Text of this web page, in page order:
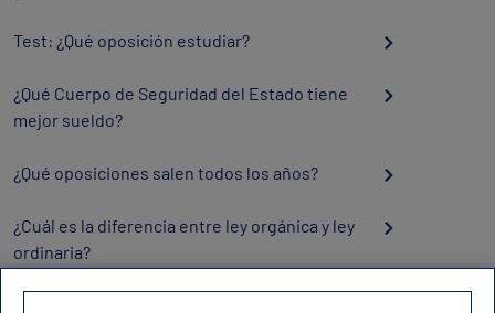
Test: ¿Qué oposición estudiar?
¿Qué Cuerpo de Seguridad del Estado tiene
mejor sueldo?
¿Qué oposiciones salen todos los años?
¿Cuál es la diferencia entre ley orgánica y ley
ordinaria?